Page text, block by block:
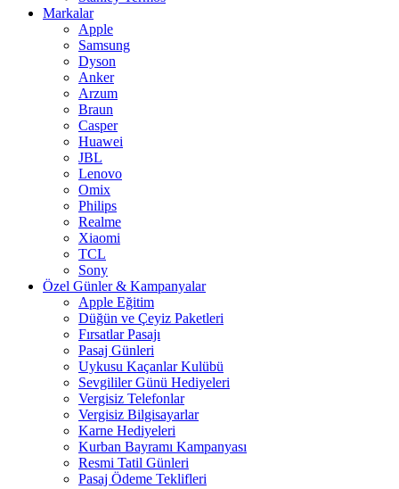
Markalar
Apple
Samsung
Dyson
Anker
Arzum
Braun
Casper
Huawei
JBL
Lenovo
Omix
Philips
Realme
Xiaomi
TCL
Sony
Özel Günler & Kampanyalar
Apple Eğitim
Düğün ve Çeyiz Paketleri
Fırsatlar Pasajı
Pasaj Günleri
Uykusu Kaçanlar Kulübü
Sevgililer Günü Hediyeleri
Vergisiz Telefonlar
Vergisiz Bilgisayarlar
Karne Hediyeleri
Kurban Bayramı Kampanyası
Resmi Tatil Günleri
Pasaj Ödeme Teklifleri